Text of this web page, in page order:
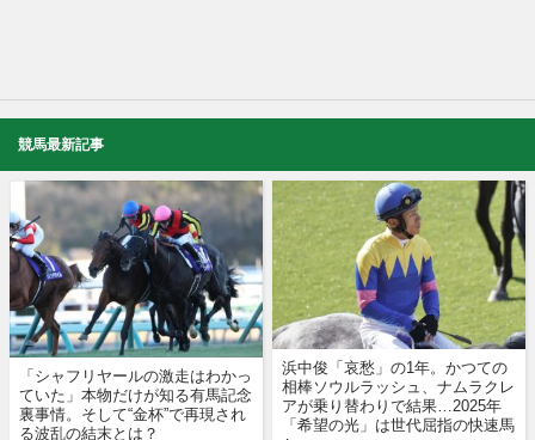
競馬最新記事
「シャフリヤールの激走はわかっ
ていた」本物だけが知る有馬記念
裏事情。そして“金杯”で再現され
る波乱の結末とは？
浜中俊「哀愁」の1年。かつての
相棒ソウルラッシュ、ナムラクレ
アが乗り替わりで結果…2025年
「希望の光」は世代屈指の快速馬